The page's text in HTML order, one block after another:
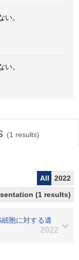
。
。
(1 results)
All
2022
(1 results)
胞に対する遺
2022